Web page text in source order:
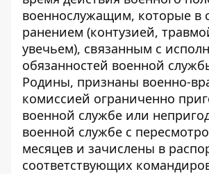
военнослужащим, которые в
ранением (контузией,
увечьем), связанным с
обязанностей военной
Родины, признаны военно-
комиссией ограниченно
военной службе или
военной службе с
месяцев и зачислены в
соответствующих